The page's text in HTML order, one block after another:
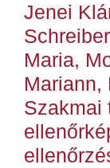
Jenei
Maria,
Mariann,
Szakmai